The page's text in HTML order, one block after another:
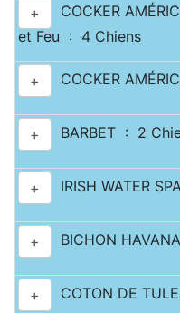
+
COCKER
et Feu : 4 Chiens
+ COCKER
+ BARBET : 2
+ IRISH WATER
+ BICHON
+ COTON DE